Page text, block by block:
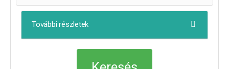
További részletek